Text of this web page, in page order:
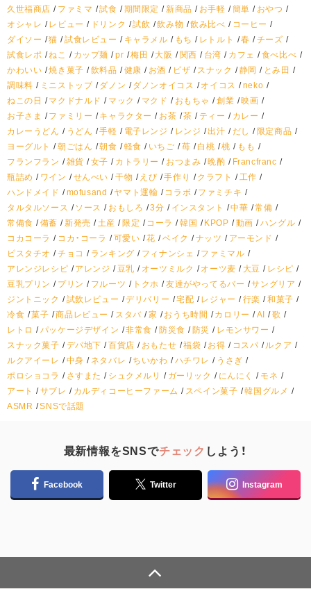
久世福商店
ファミマ 試食 期間限定 新商品 お手軽 簡単
おやつ
オシャレ
レビュー ドリンク 試飲 飲み物 飲み比べ
コーヒー
ダイソー
猫 試食レビュー キャラメル もち レトルト 春
チーズ
試食レポ ねこ カップ麺 pr 梅田 大阪 関西 台湾 カフェ
食べ比べ
かわいい 焼き菓子 飲料品 健康 お酒 ピザ スナック 静岡
とみ田
調味料
ミニストップ ダノン ダノンオイコス オイコス
neko
ねこの日
マクドナルド マック マクド おもちゃ 創業 映画
お子さま
ファミリー キャラクター お茶 茶 ティー
カレー
カレーうどん
うどん 手軽 電子レンジ レンジ 出汁 だし
限定商品
ヨーグルト
朝ごはん 朝食 軽食 いちご 苺 白桃 桃
もも
フランフラン
雑貨 女子 カトラリー おつまみ 晩酌
Francfranc
瓶詰め
ワイン せんべい 干物 えび 手作り クラフト
工作
ハンドメイド
mofusand ヤマト運輸 コラボ
ファミチキ
タルタルソース
ソース おもしろ 3分 インスタント 中華 常備
常備食
備蓄 新発売 土産 限定 コーラ 韓国 KPOP 動画
ハングル
コカコーラ
コカ・コーラ 可愛い 花 ベイク ナッツ
アーモンド
ピスタチオ
チョコ ランキング フィナンシェ
ファミマル
アレンジレシピ
アレンジ 豆乳 オーツミルク オーツ麦 大豆
レシピ
豆乳プリン
プリン フルーツ トクホ 友達がやってるバー
サングリア
ジントニック
試飲レビュー デリバリー 宅配 レジャー 行楽
和菓子
冷食 菓子 商品レビュー スタバ 家 おうち時間 カロリー AI
歌
レトロ
パッケージデザイン 非常食 防災食 防災
レモンサワー
スナック菓子
デパ地下 百貨店 おもたせ 福袋 お得 コスパ
ルクア
ルクアイーレ
中身 ネタバレ ちいかわ ハチワレ
うさぎ
ポロショコラ
さすまた シュクメルリ ガーリック にんにく
モネ
アート
サブレ カルディコーヒーファーム スペイン菓子 韓国グルメ
ASMR
SNSで話題
最新情報をSNSでチェック しよう！
Facebook Twitter Instagram